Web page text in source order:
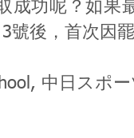
成功呢？如果
號後，首次因
中日スポー